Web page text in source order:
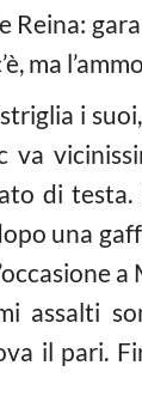
ma
i
va
di testa.
una
a
assalti
il pari.